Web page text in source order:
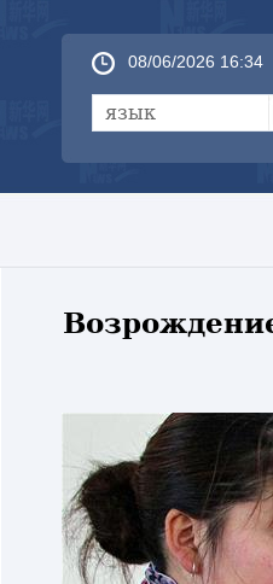
08/06/2026 16:34
язык